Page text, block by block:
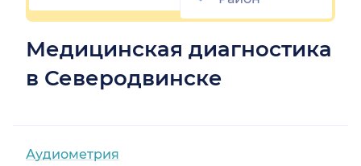
Медицинская диагностика
в Северодвинске
Аудиометрия